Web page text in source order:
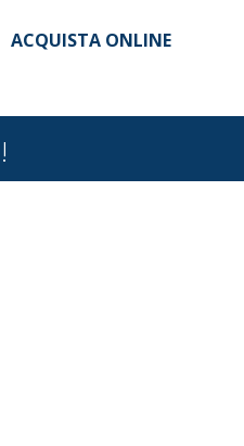
ACQUISTA ONLINE
!